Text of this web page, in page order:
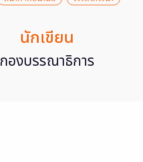
นักเขียน
กองบรรณาธิการ